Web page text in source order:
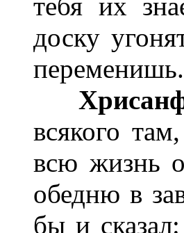
тебя их
доску
переменишь.
всякого
всю жизнь
обедню в
бы и